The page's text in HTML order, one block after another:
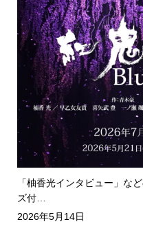
「柚香光インタビュー」な
ズ付…
2026年5月14日